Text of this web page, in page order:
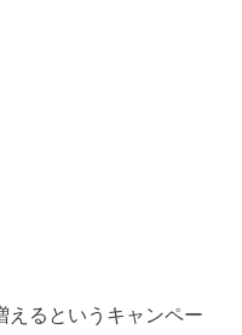
えるというキャンペー